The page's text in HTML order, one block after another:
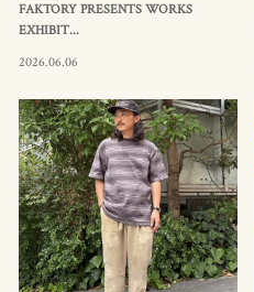
FAKTORY PRESENTS WORKS
EXHIBIT...
2026.06.06